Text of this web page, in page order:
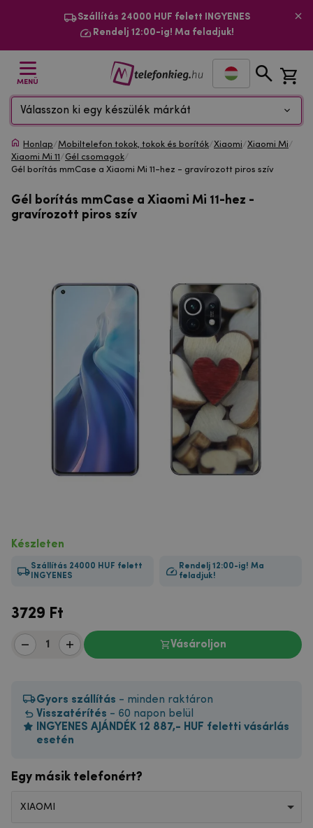
Szállítás 24000 HUF felett INGYENES
Rendelj 12:00-ig! Ma feladjuk!
MENÜ
Válasszon ki egy készülék márkát
Honlap/Mobiltelefon tokok, tokok és borítók/Xiaomi/Xiaomi Mi/
Xiaomi Mi 11/Gél csomagok/
Gél borítás mmCase a Xiaomi Mi 11-hez - gravírozott piros szív
Gél borítás mmCase a Xiaomi Mi 11-hez -
gravírozott piros szív
Készleten
Szállítás 24000 HUF felett
INGYENES
Rendelj 12:00-ig! Ma
feladjuk!
3729 Ft
Vásároljon
Gyors szállítás - minden raktáron
Visszatérítés - 60 napon belül
INGYENES AJÁNDÉK 12 887,- HUF feletti vásárlás
esetén
Egy másik telefonért?
XIAOMI